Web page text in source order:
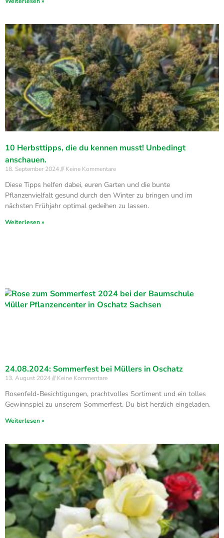
10 Herbsttipps, die du kennen musst! Unbedingt
anschauen.
18. September 2024 Keine Kommentare
Diese Tipps helfen dabei, euren Garten und die bunte
Pflanzenvielfalt gesund durch den Winter zu bringen und im
nächsten Frühjahr optimal gedeihen zu lassen.
Weiterlesen »
24.08.2024: Sommerfest bei Müllers in Oschatz
13. August 2024 Keine Kommentare
Rosenfeld-Besichtigungen, prachtvolles Sortiment und ein tolles
Gewinnspiel zu unserem Sommerfest. Du bist herzlich eingeladen.
Weiterlesen »